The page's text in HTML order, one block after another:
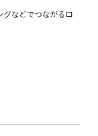
などでつながるロ